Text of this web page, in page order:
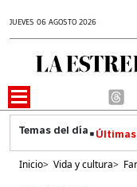
JUEVES 06 AGOSTO 2026
Inicio> Vida y cultura>